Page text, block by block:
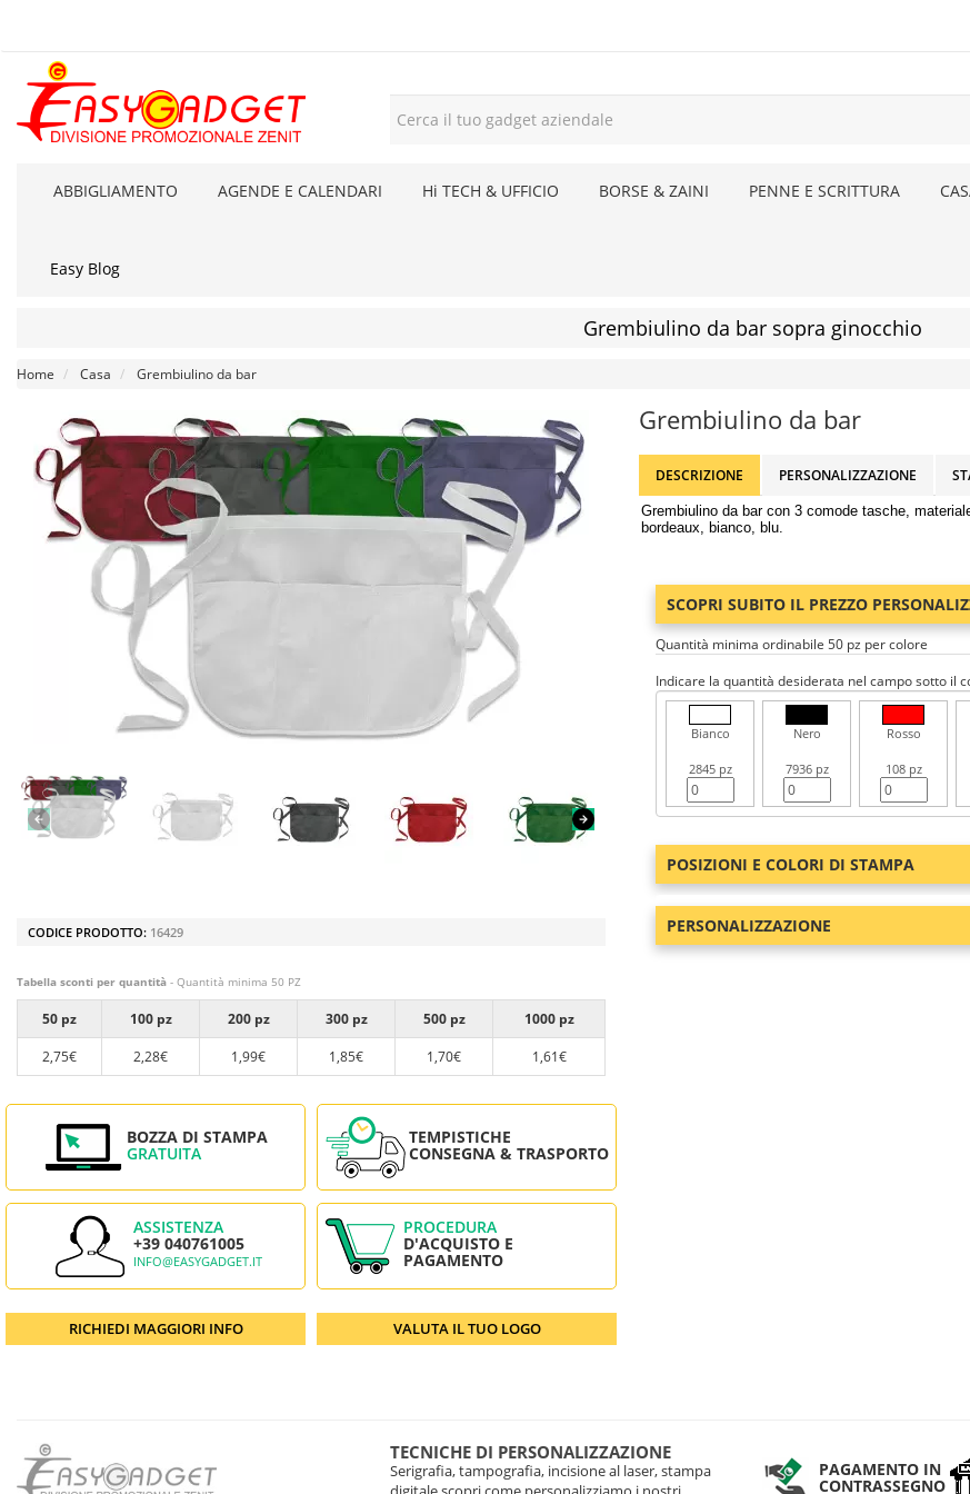
ABBIGLIAMENTO AGENDE E CALENDARI Hi TECH & UFFICIO BORSE & ZAINI PENNE E SCRITTURA
Easy Blog
Grembiulino da bar sopra ginocchio
Home Casa Grembiulino da bar
CODICE PRODOTTO: 16429
Tabella sconti per quantità - Quantità minima 50 PZ
50 pz 100 pz 200 pz 300 pz 500 pz
1000 pz
2,75€
2,28€ 1,99€ 1,85€ 1,70€ 1,61€
BOZZA DI STAMPA
GRATUITA
TEMPISTICHE
CONSEGNA & TRASPORTO
ASSISTENZA
+39 040761005
INFO@EASYGADGET.IT
PROCEDURA
D'ACQUISTO E
PAGAMENTO
RICHIEDI MAGGIORI INFO VALUTA IL TUO LOGO
Grembiulino da bar
DESCRIZIONE PERSONALIZZAZIONE
Grembiulino da bar con 3 comode tasche,
bordeaux, bianco, blu.
SCOPRI SUBITO IL PREZZO
Quantità minima ordinabile 50 pz per colore
Indicare la quantità desiderata nel campo sotto il
Bianco
2845 pz
Nero
7936 pz
Rosso
108 pz
POSIZIONI E COLORI DI STAMPA
PERSONALIZZAZIONE
TECNICHE DI PERSONALIZZAZIONE
Serigrafia, tampografia, incisione al laser, stampa
PAGAMENTO IN
CONTRASSEGNO